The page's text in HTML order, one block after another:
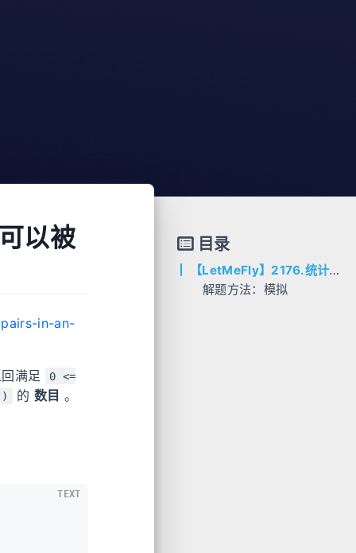
以被
in-an-
满足
0 <=
的 数目 。
TEXT
目录
【LetMeFly】2176.统计数组中相等且可以被整除的数对：两层遍历模拟
解题方法：模拟